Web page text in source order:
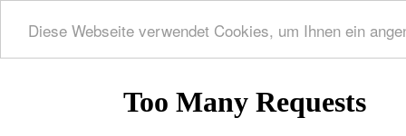
Diese Webseite verwendet Cookies, um Ihnen ein